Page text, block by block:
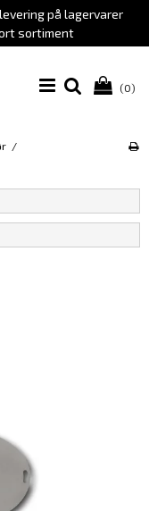
på lagervarer
sortiment
(0)
/